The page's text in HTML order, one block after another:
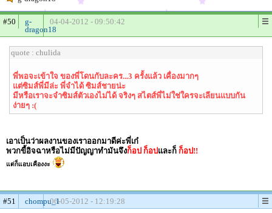
#50
g-
dragon18
04-04-2012 - 09:50:42
quote : chulida
พี่พอจะเข้าใจ ของพี่โดนกับละคร...3 ครั้งแล้ว เคื่องมากๆ
แต่ซิมส์พี่มีล่ะ พี่จำได้ ซิมส์ชายน่ะ
มีหรือเราจะจำซิมส์ตัวเองไม่ได้ จริงๆ สไตส์พี่ไม่ใช่ใครจะเลียนแบบกัน
ง่ายๆ :(
เอาเป็นว่าผลงานของเราออกมาดีค่ะพี่เก๋
พวกขี้อิจฉาหรือไม่มีปัญญาทำมันจึงก็อป ก็อปและก็ ก็อป!!
แต่ก็แอบเคืองงะ
#51 chompu_106-05-2012 - 12:19:28